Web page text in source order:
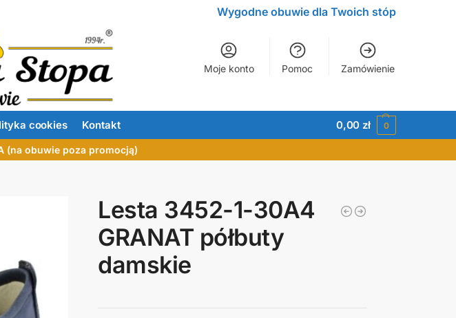
Wygodne obuwie dla Twoich stóp
Moje konto Pomoc Zamówienie
cookies Kontakt 0,00zł 0
(na obuwie poza promocją)
Lesta 3452-1-30A4
GRANAT półbuty
damskie